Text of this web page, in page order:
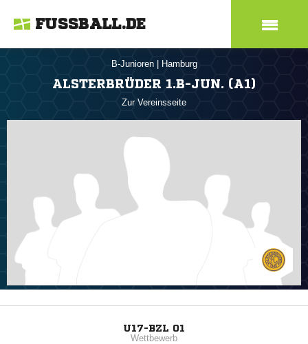
FUSSBALL.DE
B-Junioren Hamburg
ALSTERBRÜDER 1.B-JUN. (A1)
Zur Vereinsseite
U17-BZL 01
Wettbewerb